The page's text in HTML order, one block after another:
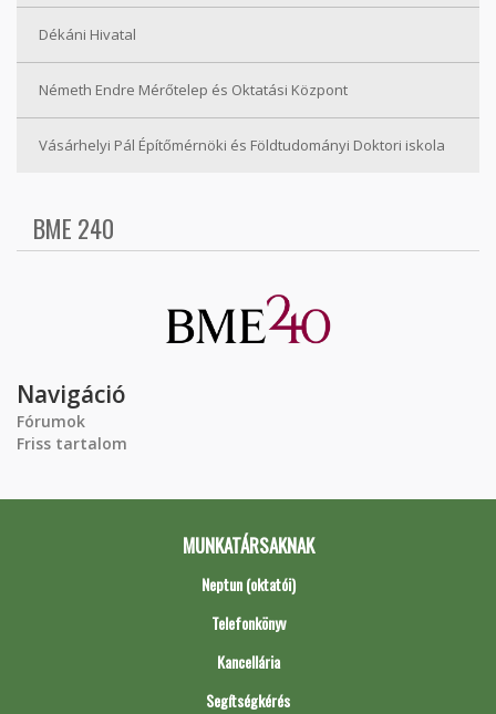
Dékáni Hivatal
Németh Endre Mérőtelep és Oktatási Központ
Vásárhelyi Pál Építőmérnöki és Földtudományi Doktori iskola
BME 240
Navigáció
Fórumok
Friss tartalom
MUNKATÁRSAKNAK
Neptun (oktatói)
Telefonkönyv
Kancellária
Segítségkérés